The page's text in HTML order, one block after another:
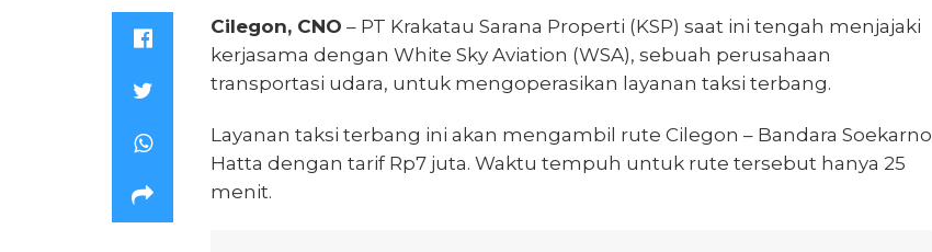
Cilegon, CNO – PT Krakatau Sarana Properti (KSP) saat ini tengah menjajaki
kerjasama dengan White Sky Aviation (WSA), sebuah perusahaan
transportasi udara, untuk mengoperasikan layanan taksi terbang.
Layanan taksi terbang ini akan mengambil rute Cilegon – Bandara Soekarno
Hatta dengan tarif Rp7 juta. Waktu tempuh untuk rute tersebut hanya 25
menit.